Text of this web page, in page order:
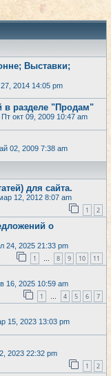
Выставки;
2014 14:05 pm
в разделе "Продам"
Пт окт 09, 2009 10:47 am
02, 2009 7:38 am
для сайта.
12, 2012 8:07 am
1 2
о
24, 2025 21:33 pm
1 … 8 9 10 11
16, 2025 10:59 am
1 … 4 5 6 7
15, 2023 13:03 pm
2023 22:32 pm
1 2